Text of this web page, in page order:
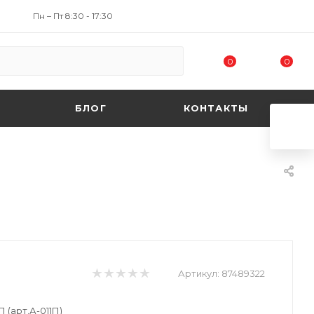
Пн – Пт 8:30 - 17:30
0 0
БЛОГ КОНТАКТЫ
Артикул: 87489322
(арт.А-011П)